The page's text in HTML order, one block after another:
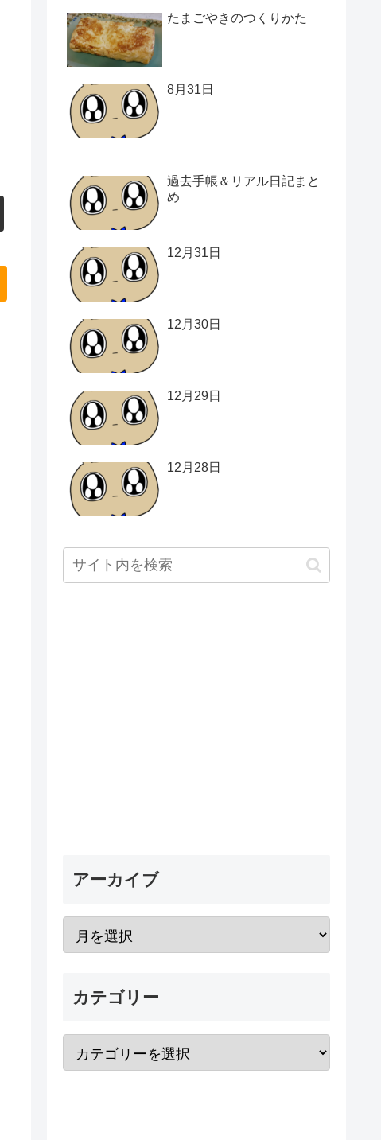
たまごやきのつくりかた
8月31日
過去手帳＆リアル日記まと
め
12月31日
12月30日
12月29日
12月28日
アーカイブ
カテゴリー